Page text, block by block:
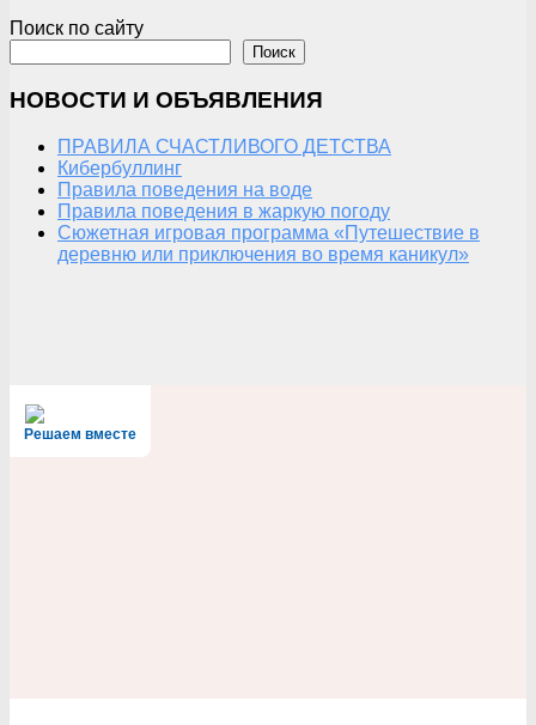
Поиск по сайту
Поиск
НОВОСТИ И ОБЪЯВЛЕНИЯ
ПРАВИЛА СЧАСТЛИВОГО ДЕТСТВА
Кибербуллинг
Правила поведения на воде
Правила поведения в жаркую погоду
Сюжетная игровая программа «Путешествие в
деревню или приключения во время каникул»
Решаем вместе